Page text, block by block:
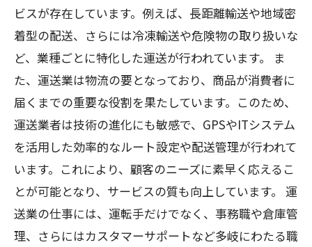
ビスが存在しています。例えば、長距離輸送や地域密
着型の配送、さらには冷凍輸送や危険物の取り扱いな
ど、業種ごとに特化した運送が行われています。 ま
た、運送業は物流の要となっており、商品が消費者に
届くまでの重要な役割を果たしています。このため、
運送業者は技術の進化にも敏感で、GPSやITシステム
を活用した効率的なルート設定や配送管理が行われて
います。これにより、顧客のニーズに素早く応えるこ
とが可能となり、サービスの質も向上しています。 運
送業の仕事には、運転手だけでなく、事務職や倉庫管
理、さらにはカスタマーサポートなど多岐にわたる職